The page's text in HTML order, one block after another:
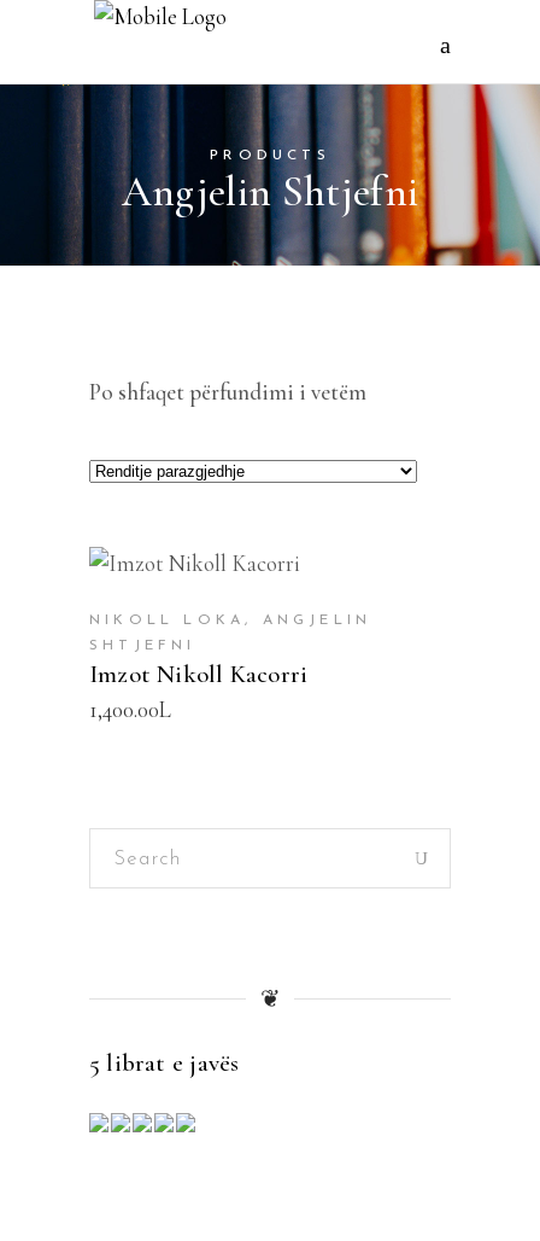
PRODUCTS
Angjelin Shtjefni
Po shfaqet përfundimi i vetëm
NIKOLL LOKA, ANGJELIN
SHTJEFNI
Imzot Nikoll Kacorri
1,400.00L
Search
❦
5 librat e javës